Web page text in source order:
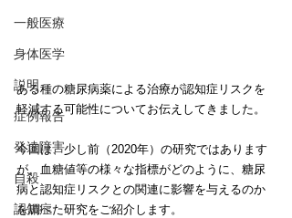
一般医療
身体医学
説明
症例報告
発達障害
自殺
認知症
ある種の糖尿病薬による治療が認知症リスクを
軽減する可能性についてお伝えしてきました。
今回は、少し前（2020年）の研究ではあります
が、血糖値等の様々な指標がどのように、糖尿
病と認知症リスクとの関連に影響を与えるのか
を調べた研究をご紹介します。